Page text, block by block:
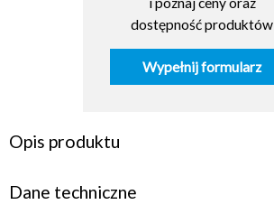
dostępność produktów
Wypełnij formularz
Opis produktu
Dane techniczne